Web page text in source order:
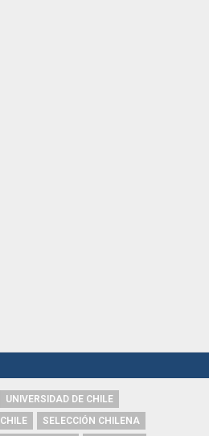
UNIVERSIDAD DE CHILE
CHILE
SELECCIÓN CHILENA